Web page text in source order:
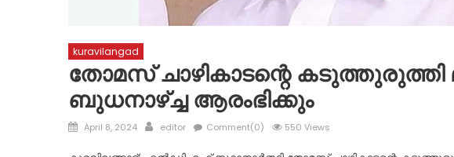
kuravilangad
തോമസ് ചാഴികാടന്റെ
ബുധനാഴ്ച്ച ആരംഭിക്കും
Posted
April 8, 2024 Author
editor Comment(0) 550 Views